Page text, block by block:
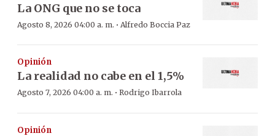
La ONG que no se toca
Agosto 8, 2026 04:00 a. m. · Alfredo Boccia Paz
Opinión
La realidad no cabe en el 1,5%
Agosto 7, 2026 04:00 a. m. · Rodrigo Ibarrola
Opinión